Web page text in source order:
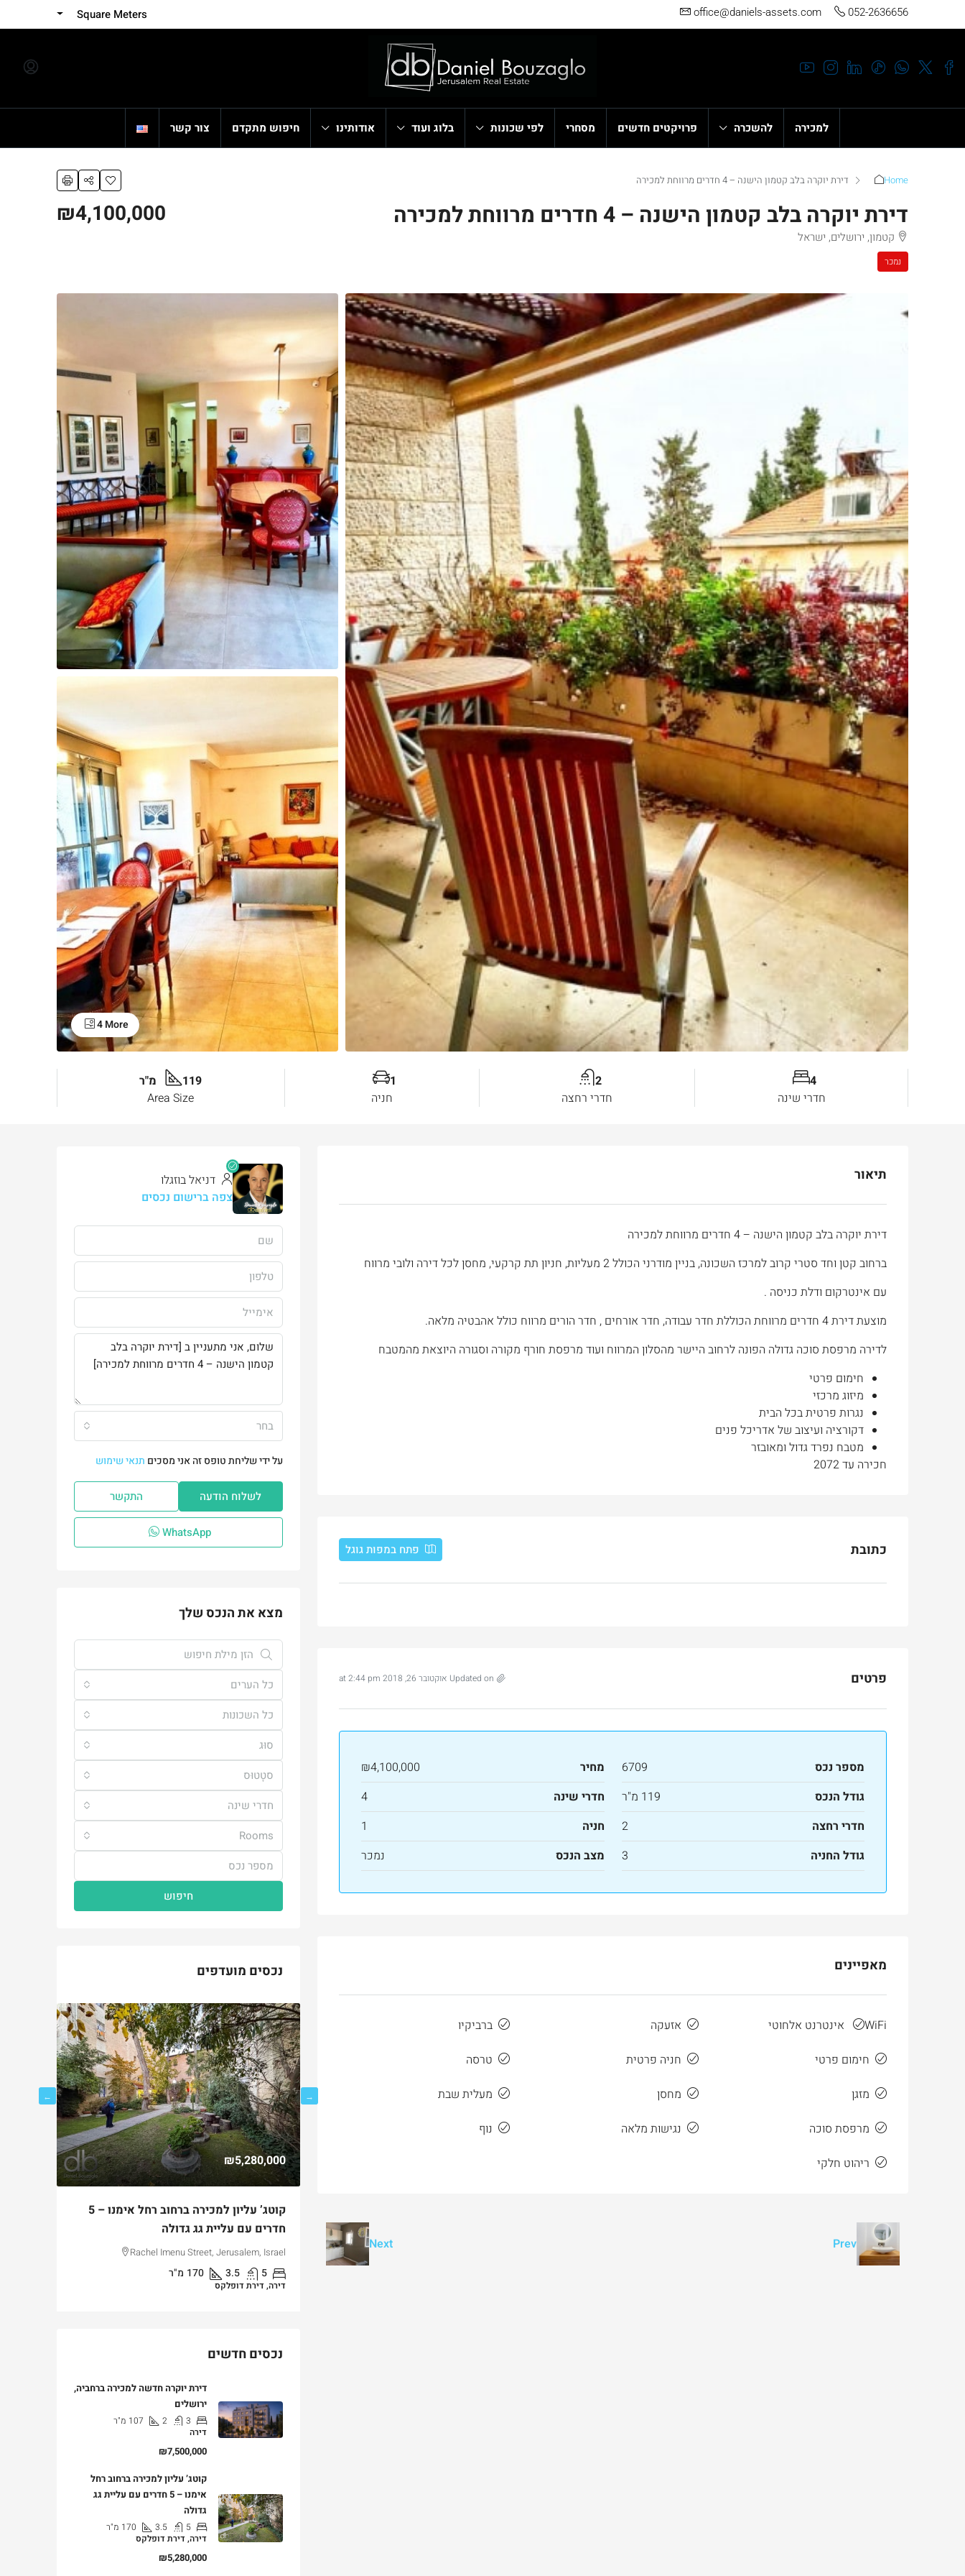
052-2636656
office@daniels-assets.com
Square Meters
למכירה להשכרה פרויקטים חדשים מסחרי לפי שכונות בלוג ועוד אודותינו חיפוש מתקדם צור קשר
Home דירת יוקרה בלב קטמון הישנה – 4 חדרים מרווחת למכירה
דירת יוקרה בלב קטמון הישנה – 4 חדרים מרווחת למכירה
קטמון, ירושלים, ישראל
נמכר
₪4,100,000
4 More
4
חדרי שינה
2
חדרי רחצה
1
חניה
119 מ"ר
Area Size
תיאור
דירת יוקרה בלב קטמון הישנה – 4 חדרים מרווחת למכירה
ברחוב קטן וחד סטרי קרוב למרכז השכונה, בניין מודרני הכולל 2 מעליות, חניון תת קרקעי, מחסן לכל דירה ולובי מרווח
עם אינטרקום ודלת כניסה .
מוצעת דירת 4 חדרים מרווחת הכוללת חדר עבודה, חדר אורחים , חדר הורים מרווח כולל אהבטיה מלאה.
לדירה מרפסת סוכה גדולה הפונה לרחוב היישר מהסלון המרווח ועוד מרפסת חורף מקורה וסגורה היוצאת מהמטבח
חימום פרטי
מיזוג מרכזי
נגרות פרטית בכל הבית
דקורציה ועיצוב של אדריכל פנים
מטבח נפרד גדול ומאובזר
חכירה עד 2072
כתובת פתח במפות גוגל
פרטים Updated on אוקטובר 26, 2018 at 2:44 pm
מספר נכס 6709 מחיר
₪4,100,000
גודל הנכס
119 מ"ר חדרי שינה
4
חדרי רחצה
2 חניה
1
גודל החניה
3 מצב הנכס נמכר
מאפיינים
WiFi אינטרנט אלחוטי אזעקה
ברביקיו
חימום פרטי
חניה פרטית
טרסה
מזגן
מחסן
מעלית שבת
מרפסת סוכה
נגישות מלאה
נוף
ריהוט חלקי
Prev
Next
דניאל בוזגלו
צפה ברישום נכסים
בחר
על ידי שליחת טופס זה אני מסכים תנאי שימוש
לשלוח הודעה התקשר
WhatsApp
מצא את הנכס שלך
כל הערים
כל השכונות
סוּג
סטָטוּס
חדרי שינה
Rooms
חיפוש
נכסים מועדפים
Binyamin mi-Tudela Street, Rechavia, Jerusalem,
₪5,280,000
קוטג’ עליון למכירה ברחוב רחל אימנו – 5
חדרים עם עליית גג גדולה
Rachel Imenu Street, Jerusalem, Israel
5
3.5
170 מ"ר
דירה, דירת דופלקס
נכסים חדשים
דירת יוקרה חדשה למכירה ברחביה,
ירושלים
3
2
107 מ"ר
דירה
₪7,500,000
קוטג’ עליון למכירה ברחוב רחל
אימנו – 5 חדרים עם עליית גג
גדולה
5
3.5
170 מ"ר
דירה, דירת דופלקס
₪5,280,000